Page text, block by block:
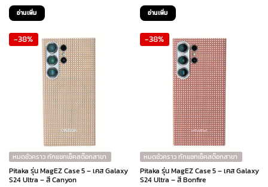
อ่านเพิ่ม
price
was:
2,890 ฿.1,790 ฿.
อ่านเพิ่ม
-38%
หมดชั่วคราว ทักแชทเช็คสต๊อกสาขา
Pitaka รุ่น MagEZ Case 5 – เคส Galaxy
S24 Ultra – สี Canyon
-38%
หมดชั่วคราว ทักแชทเช็คสต๊อกสาขา
Pitaka รุ่น MagEZ Case 5 – เคส Galaxy
S24 Ultra – สี Bonfire